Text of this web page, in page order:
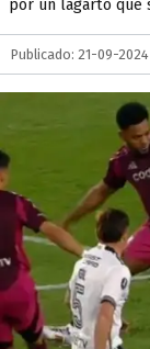
por un lagarto que
Publicado: 21-09-2024